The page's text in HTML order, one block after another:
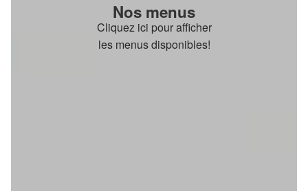
Nos menus
Cliquez ici pour afficher
les menus disponibles!